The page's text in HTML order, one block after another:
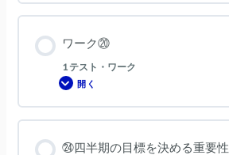
ワーク⑳
1 テスト・ワーク
開く
ワ
ク
⑳
㉔四半期の目標を決める重要性